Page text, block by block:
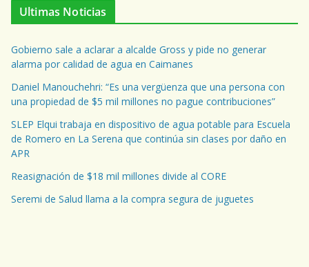
Ultimas Noticias
Gobierno sale a aclarar a alcalde Gross y pide no generar
alarma por calidad de agua en Caimanes
Daniel Manouchehri: “Es una vergüenza que una persona con
una propiedad de $5 mil millones no pague contribuciones”
SLEP Elqui trabaja en dispositivo de agua potable para Escuela
de Romero en La Serena que continúa sin clases por daño en
APR
Reasignación de $18 mil millones divide al CORE
Seremi de Salud llama a la compra segura de juguetes